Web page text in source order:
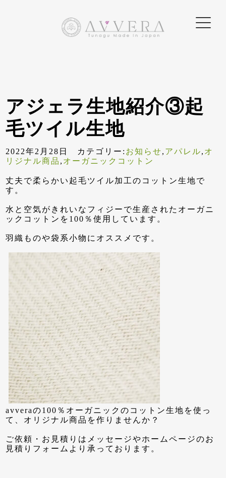
アジェラ生地紹介③起
毛ツイル生地
2022年2月28日 カテゴリー: お知らせ, アパレル, オ
リジナル商品 , オーガニックコットン
丈夫で柔らかい起毛ツイル加工のコットン生地で
す。
水と空気がきれいなフィジーで生産されたオーガニ
ックコットンを100％使用しています。
羽織ものや袋系小物にオススメです。
avveraの100％オーガニックのコットン生地を使っ
て、オリジナル商品を作りませんか？
ご依頼・お見積りはメッセージやホームページのお
見積りフォームより承っております。